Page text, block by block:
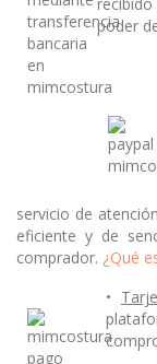
poder
servicio de
eficiente y de
comprador. ¿Qué
•